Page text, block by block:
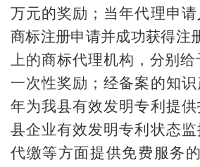
万元的奖励；当年代理申
商标注册申请并成功获得注
上的商标代理机构，分别
一次性奖励；经备案的知
年为我县有效发明专利提
县企业有效发明专利状态
代缴等方面提供免费服务